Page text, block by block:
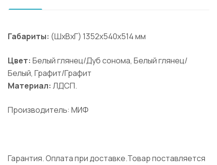
Габариты: (ШхВхГ) 1352х540х514 мм
Цвет: Белый глянец/Дуб сонома, Белый глянец/
Белый, Графит/Графит
Материал: ЛДСП.
Производитель: МИФ
Гарантия. Оплата при доставке.Товар поставляется